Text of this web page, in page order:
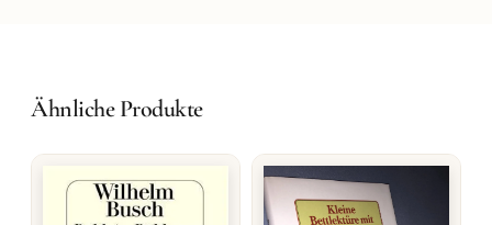
Ähnliche Produkte